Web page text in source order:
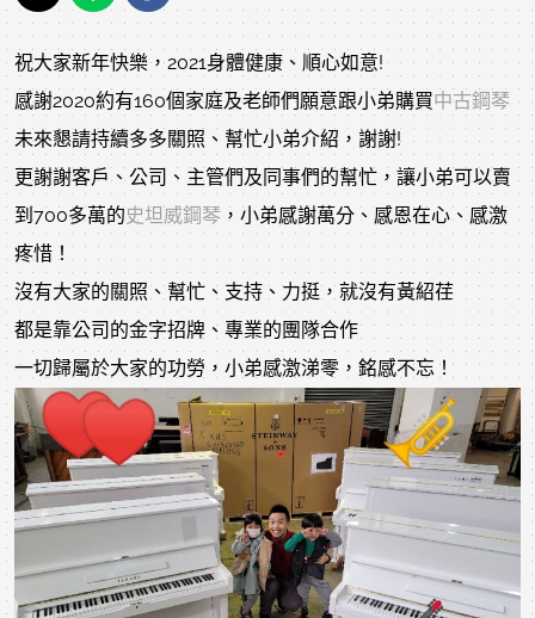
祝大家新年快樂，2021身體健康、順心如意!
感謝2020約有160個家庭及老師們願意跟小弟購買中古鋼琴
未來懇請持續多多關照、幫忙小弟介紹，謝謝!
更謝謝客戶、公司、主管們及同事們的幫忙，讓小弟可以賣
到700多萬的史坦威鋼琴 ，小弟感謝萬分、感恩在心、感激
疼惜！
沒有大家的關照、幫忙、支持、力挺，就沒有黃紹荏
都是靠公司的金字招牌、專業的團隊合作
一切歸屬於大家的功勞，小弟感激涕零，銘感不忘！